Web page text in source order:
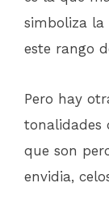
simboliza la
este rango
Pero hay
tonalidades
que son
envidia,